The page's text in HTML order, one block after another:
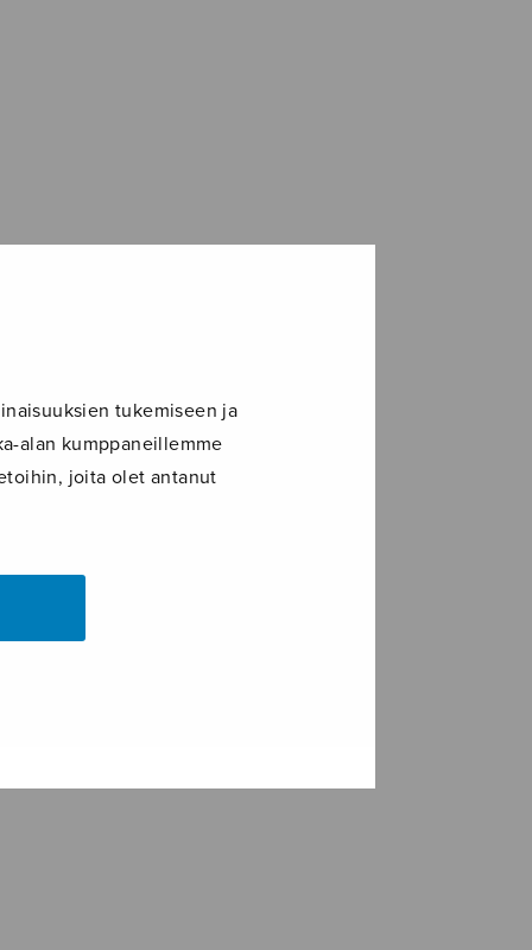
tukemiseen ja
alan kumppaneillemme
joita olet antanut